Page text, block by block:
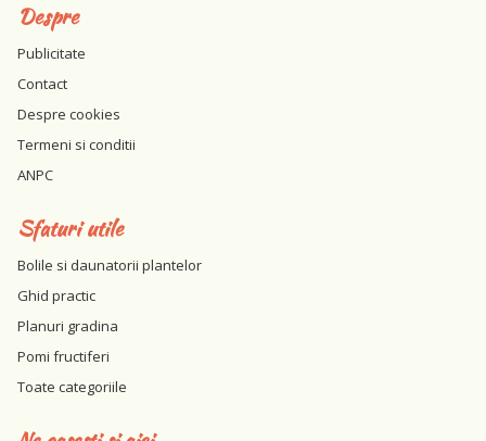
Despre
Publicitate
Contact
Despre cookies
Termeni si conditii
ANPC
Sfaturi utile
Bolile si daunatorii plantelor
Ghid practic
Planuri gradina
Pomi fructiferi
Toate categoriile